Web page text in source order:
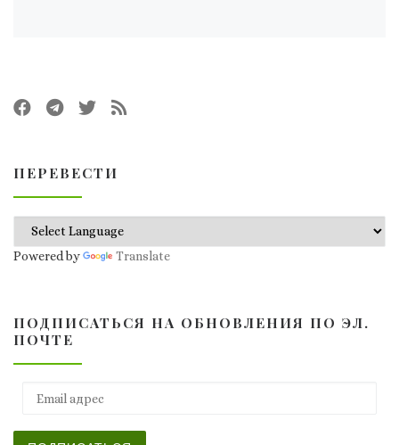
ПЕРЕВЕСТИ
Powered by Translate
ПОДПИСАТЬСЯ НА ОБНОВЛЕНИЯ ПО ЭЛ.
ПОЧТЕ